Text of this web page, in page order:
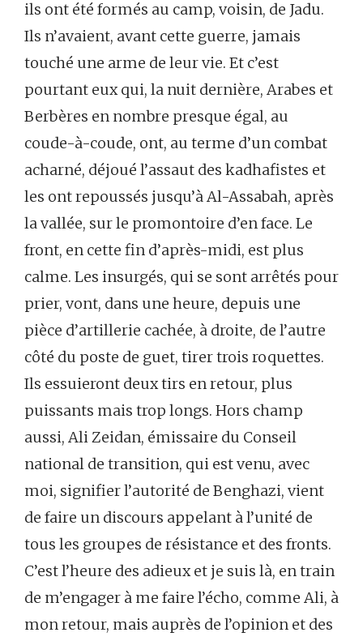
ils ont été formés au camp, voisin, de Jadu.
Ils n’avaient, avant cette guerre, jamais
touché une arme de leur vie. Et c’est
pourtant eux qui, la nuit dernière, Arabes et
Berbères en nombre presque égal, au
coude-à-coude, ont, au terme d’un combat
acharné, déjoué l’assaut des kadhafistes et
les ont repoussés jusqu’à Al-Assabah, après
la vallée, sur le promontoire d’en face. Le
front, en cette fin d’après-midi, est plus
calme. Les insurgés, qui se sont arrêtés pour
prier, vont, dans une heure, depuis une
pièce d’artillerie cachée, à droite, de l’autre
côté du poste de guet, tirer trois roquettes.
Ils essuieront deux tirs en retour, plus
puissants mais trop longs. Hors champ
aussi, Ali Zeidan, émissaire du Conseil
national de transition, qui est venu, avec
moi, signifier l’autorité de Benghazi, vient
de faire un discours appelant à l’unité de
tous les groupes de résistance et des fronts.
C’est l’heure des adieux et je suis là, en train
de m’engager à me faire l’écho, comme Ali, à
mon retour, mais auprès de l’opinion et des